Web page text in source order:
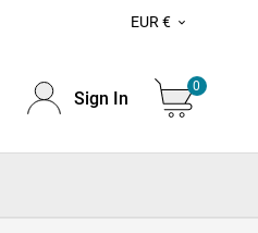
EUR € 
Sign In
0